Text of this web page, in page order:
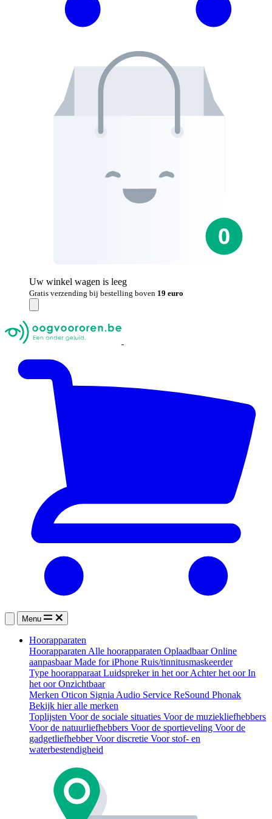
Uw winkel wagen is leeg
Gratis verzending bij bestelling boven 19 euro
Menu
Hoorapparaten
Hoorapparaten Alle hoorapparaten OplaadbaarOnline
aanpasbaarMade for iPhone Ruis/tinnitusmaskeerder
Type hoorapparaat Luidspreker in het oorAchter het oorIn
het oorOnzichtbaar
Merken Oticon Signia Audio Service ReSound Phonak
Bekijk hier alle merken
Toplijsten Voor de sociale situaties Voor de muziekliefhebbers
Voor de natuurliefhebbers Voor de sportieveling Voor de
gadgetliefhebberVoor discretie Voor stof- en
waterbestendigheid